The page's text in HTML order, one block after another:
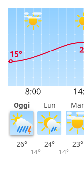
Oggi Lun Mar
26°
14°
24°
14°
23°